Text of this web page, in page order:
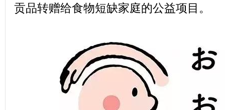
贡品转赠给食物短缺家庭的公益项目。